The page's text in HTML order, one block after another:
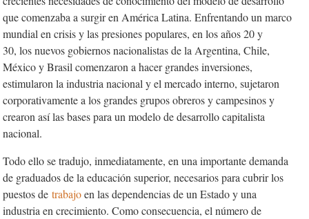
que comenzaba a surgir en América Latina. Enfrentando un marco
mundial en crisis y las presiones populares, en los años 20 y
30, los nuevos gobiernos nacionalistas de la Argentina, Chile,
México y Brasil comenzaron a hacer grandes inversiones,
estimularon la industria nacional y el mercado interno, sujetaron
corporativamente a los grandes grupos obreros y campesinos y
crearon así las bases para un modelo de desarrollo capitalista
nacional.
Todo ello se tradujo, inmediatamente, en una importante demanda
de graduados de la educación superior, necesarios para cubrir los
puestos de trabajoen las dependencias de un Estado y una
industria en crecimiento. Como consecuencia, el número de